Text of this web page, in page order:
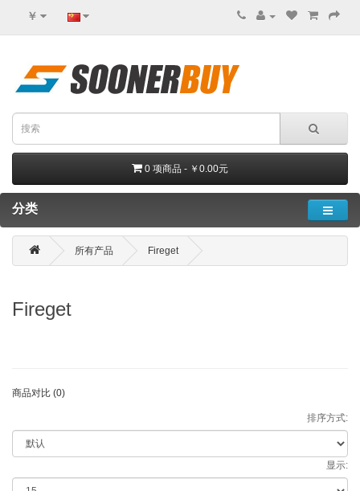
￥
0 项商品 - ￥0.00元
分类
所有产品 Fireget
Fireget
商品对比 (0)
排序方式:
显示: